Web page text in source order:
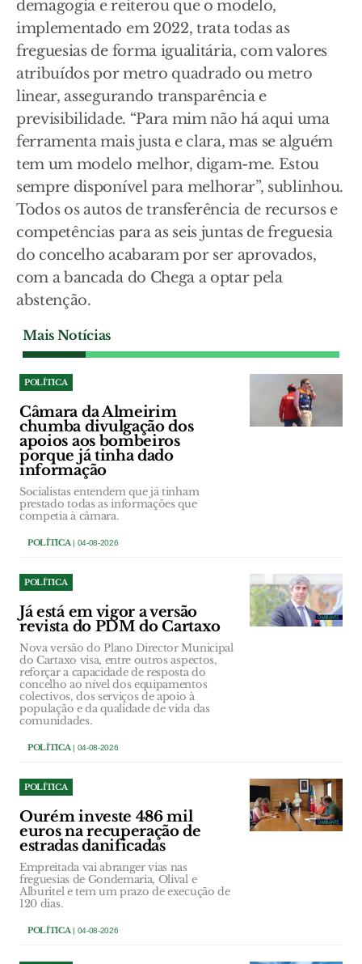
demagogia e reiterou que o modelo,
implementado em 2022, trata todas as
freguesias de forma igualitária, com valores
atribuídos por metro quadrado ou metro
linear, assegurando transparência e
previsibilidade. “Para mim não há aqui uma
ferramenta mais justa e clara, mas se alguém
tem um modelo melhor, digam-me. Estou
sempre disponível para melhorar”, sublinhou.
Todos os autos de transferência de recursos e
competências para as seis juntas de freguesia
do concelho acabaram por ser aprovados,
com a bancada do Chega a optar pela
abstenção.
Mais Notícias
POLÍTICA
Câmara da Almeirim
chumba divulgação dos
apoios aos bombeiros
porque já tinha dado
informação
Socialistas entendem que já tinham
prestado todas as informações que
competia à câmara.
POLÍTICA| 04-08-2026
POLÍTICA
Já está em vigor a versão
revista do PDM do Cartaxo
Nova versão do Plano Director Municipal
do Cartaxo visa, entre outros aspectos,
reforçar a capacidade de resposta do
concelho ao nível dos equipamentos
colectivos, dos serviços de apoio à
população e da qualidade de vida das
comunidades.
POLÍTICA| 04-08-2026
POLÍTICA
Ourém investe 486 mil
euros na recuperação de
estradas danificadas
Empreitada vai abranger vias nas
freguesias de Gondemaria, Olival e
Alburitel e tem um prazo de execução de
120 dias.
POLÍTICA| 04-08-2026